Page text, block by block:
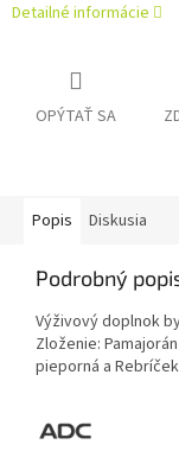
Detailné informácie
OPÝTAŤ SA
Popis Diskusia
Podrobný
Výživový doplnok
Zloženie:
pieporná a